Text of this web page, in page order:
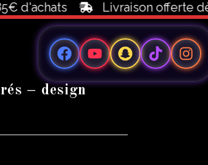
Livraison offerte dès
– design